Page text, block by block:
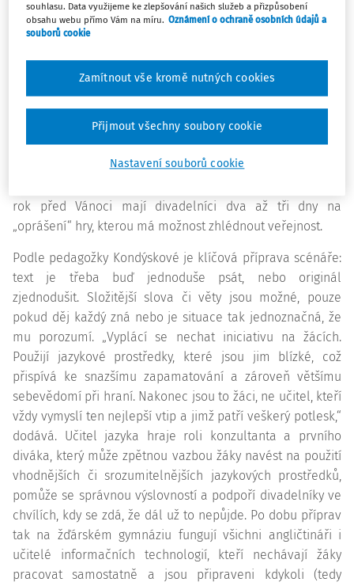
rozhodli ponechat divadlo v rukou těch, kteří o ně mají
zájem, takže jde o divadelní nadšence z různých tříd. Tato
herci, režisér, autoři, ale také kostyméři, maskéři,
výtvarníci, kteří navrhují a malují kulisy, kameramani,
technici (součástí scény je projekce videí), kulisáci, živá
kapela i tanečníci – v případě Shreka na 50 žáků. Vlastní
příprava představení však probíhá pouhé čtyři dny na
rok před Vánoci mají divadelníci dva až tři dny na
„oprášení“ hry, kterou má možnost zhlédnout veřejnost.
Podle pedagožky Kondýskové je klíčová příprava scénáře:
text je třeba buď jednoduše psát, nebo originál
zjednodušit. Složitější slova či věty jsou možné, pouze
pokud děj každý zná nebo je situace tak jednoznačná, že
mu porozumí. „Vyplácí se nechat iniciativu na žácích.
Použijí jazykové prostředky, které jsou jim blízké, což
přispívá ke snazšímu zapamatování a zároveň většímu
sebevědomí při hraní. Nakonec jsou to žáci, ne učitel, kteří
vždy vymyslí ten nejlepší vtip a jimž patří veškerý potlesk,“
dodává. Učitel jazyka hraje roli konzultanta a prvního
diváka, který může zpětnou vazbou žáky navést na použití
vhodnějších či srozumitelnějších jazykových prostředků,
pomůže se správnou výslovností a podpoří divadelníky ve
chvílích, kdy se zdá, že dál už to nepůjde. Po dobu příprav
tak na žďárském gymnáziu fungují všichni angličtináři i
učitelé informačních technologií, kteří nechávají žáky
pracovat samostatně a jsou připraveni kdykoli (tedy
souhlasu. Data využijeme ke zlepšování našich služeb a přizpůsobení
obsahu webu přímo Vám na míru. Oznámení o ochraně osobních údajů a
souborů cookie
Nastavení souborů cookie
Zamítnout vše kromě nutných cookies
Přijmout všechny soubory cookie